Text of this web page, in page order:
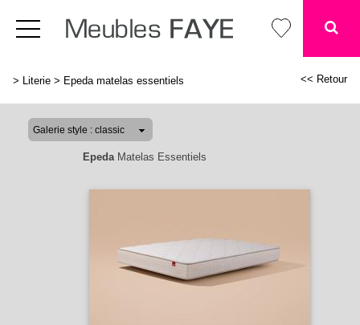
> Literie > Epeda matelas essentiels << Retour
EpedaMatelas Essentiels